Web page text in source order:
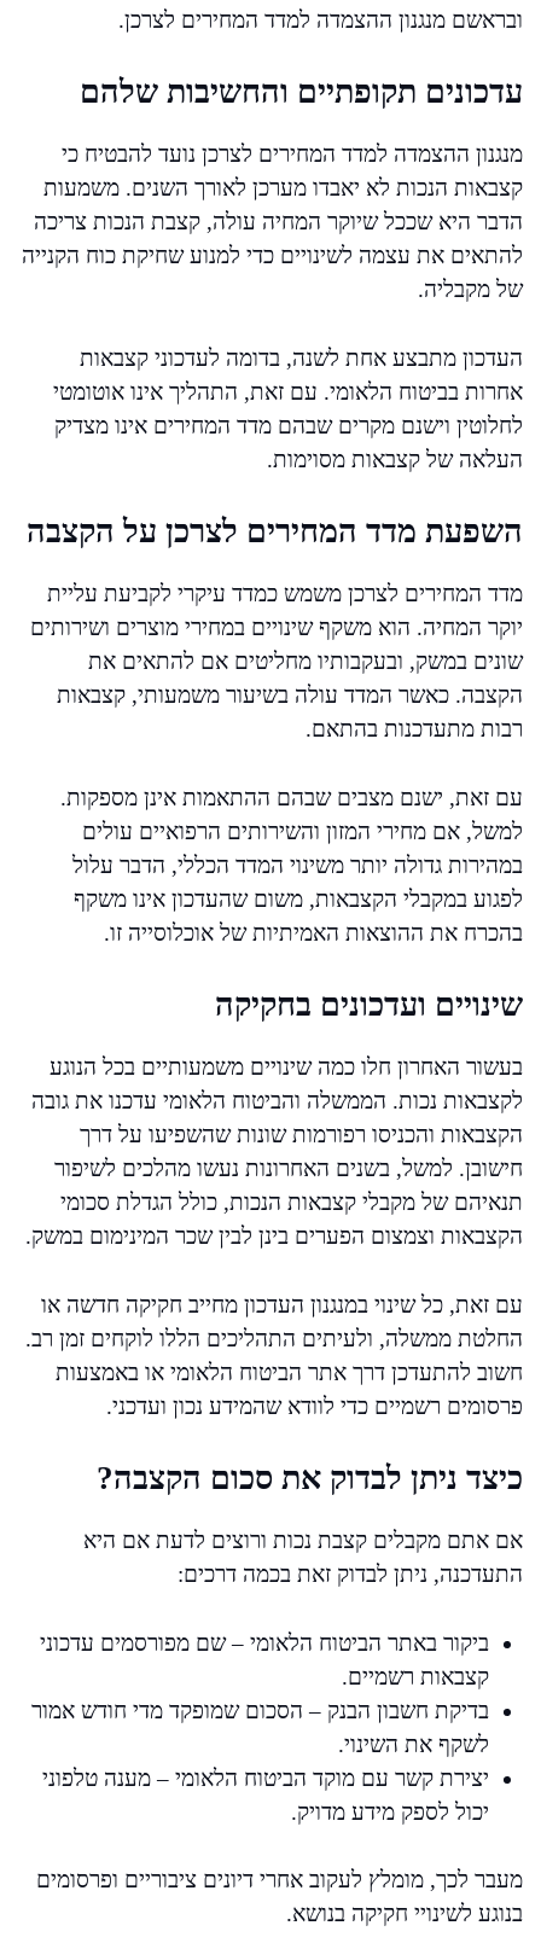
ובראשם מנגנון ההצמדה למדד המחירים לצרכן.
עדכונים תקופתיים והחשיבות שלהם
מנגנון ההצמדה למדד המחירים לצרכן נועד להבטיח כי
קצבאות הנכות לא יאבדו מערכן לאורך השנים. משמעות
הדבר היא שככל שיוקר המחיה עולה, קצבת הנכות צריכה
להתאים את עצמה לשינויים כדי למנוע שחיקת כוח הקנייה
של מקבליה.
העדכון מתבצע אחת לשנה, בדומה לעדכוני קצבאות
אחרות בביטוח הלאומי. עם זאת, התהליך אינו אוטומטי
לחלוטין וישנם מקרים שבהם מדד המחירים אינו מצדיק
העלאה של קצבאות מסוימות.
השפעת מדד המחירים לצרכן על הקצבה
מדד המחירים לצרכן משמש כמדד עיקרי לקביעת עליית
יוקר המחיה. הוא משקף שינויים במחירי מוצרים ושירותים
שונים במשק, ובעקבותיו מחליטים אם להתאים את
הקצבה. כאשר המדד עולה בשיעור משמעותי, קצבאות
רבות מתעדכנות בהתאם.
עם זאת, ישנם מצבים שבהם ההתאמות אינן מספקות.
למשל, אם מחירי המזון והשירותים הרפואיים עולים
במהירות גדולה יותר משינוי המדד הכללי, הדבר עלול
לפגוע במקבלי הקצבאות, משום שהעדכון אינו משקף
בהכרח את ההוצאות האמיתיות של אוכלוסייה זו.
שינויים ועדכונים בחקיקה
בעשור האחרון חלו כמה שינויים משמעותיים בכל הנוגע
לקצבאות נכות. הממשלה והביטוח הלאומי עדכנו את גובה
הקצבאות והכניסו רפורמות שונות שהשפיעו על דרך
חישובן. למשל, בשנים האחרונות נעשו מהלכים לשיפור
תנאיהם של מקבלי קצבאות הנכות, כולל הגדלת סכומי
הקצבאות וצמצום הפערים בינן לבין שכר המינימום במשק.
עם זאת, כל שינוי במנגנון העדכון מחייב חקיקה חדשה או
החלטת ממשלה, ולעיתים התהליכים הללו לוקחים זמן רב.
חשוב להתעדכן דרך אתר הביטוח הלאומי או באמצעות
פרסומים רשמיים כדי לוודא שהמידע נכון ועדכני.
כיצד ניתן לבדוק את סכום הקצבה?
אם אתם מקבלים קצבת נכות ורוצים לדעת אם היא
התעדכנה, ניתן לבדוק זאת בכמה דרכים:
ביקור באתר הביטוח הלאומי – שם מפורסמים עדכוני
קצבאות רשמיים.
בדיקת חשבון הבנק – הסכום שמופקד מדי חודש אמור
לשקף את השינוי.
יצירת קשר עם מוקד הביטוח הלאומי – מענה טלפוני
יכול לספק מידע מדויק.
מעבר לכך, מומלץ לעקוב אחרי דיונים ציבוריים ופרסומים
בנוגע לשינויי חקיקה בנושא.